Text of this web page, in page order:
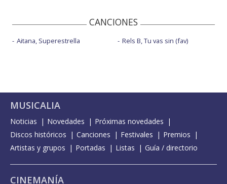
CANCIONES
Aitana, Superestrella Rels B, Tu vas sin (fav)
MUSICALIA
Noticias Novedades
Próximas novedades
Discos históricos
Canciones Festivales
Premios
Artistas y grupos
Portadas Listas Guía / directorio
CINEMANÍA